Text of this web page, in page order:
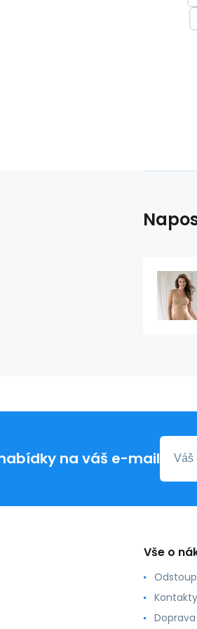
na váš e-mail
Vše o
Kontakty